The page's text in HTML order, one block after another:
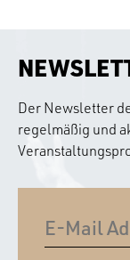
Der Newsletter
regelmäßig und